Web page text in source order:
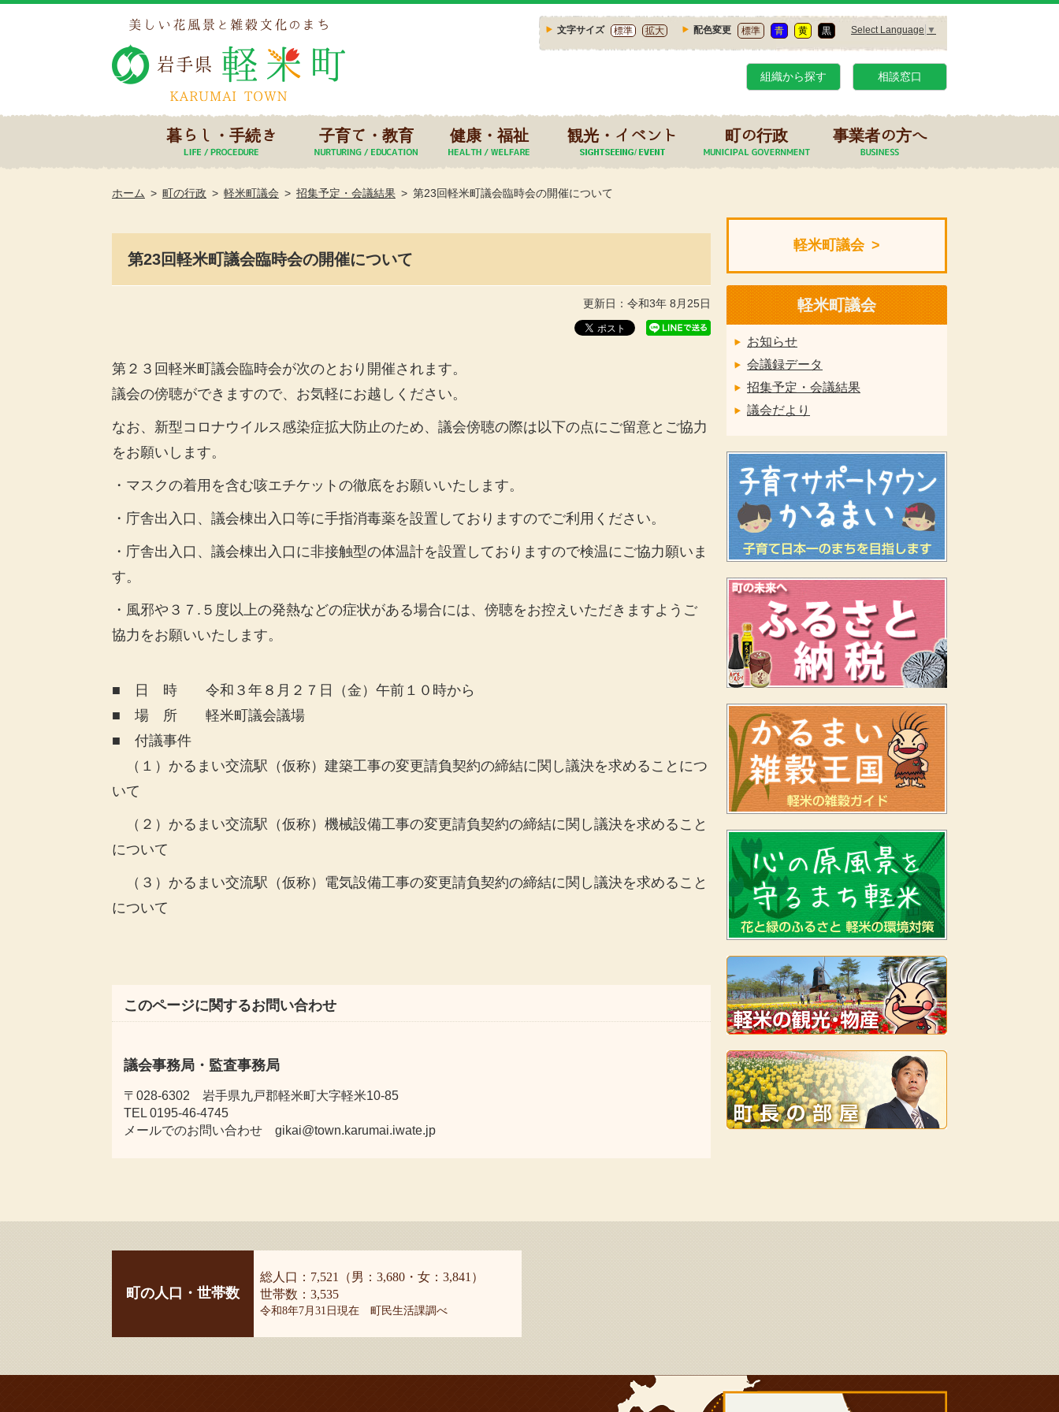
文字サイズ 標準 拡大 配色変更 標準 青 黄 黒 Select Language ▼
組織から探す 相談窓口
暮らし・手続き 子育て・教育 健康・福祉 観光・イベント 町の行政 事業者の方へ
ホーム 町の行政 軽米町議会 招集予定・会議結果 第23回軽米町議会臨時会の開催について
第23回軽米町議会臨時会の開催について
更新日：令和3年 8月25日
第２３回軽米町議会臨時会が次のとおり開催されます。
議会の傍聴ができますので、お気軽にお越しください。
なお、新型コロナウイルス感染症拡大防止のため、議会傍聴の際は以下の点にご留意とご協力
をお願いします。
・ マスクの着用を含む咳エチケットの徹底をお願いいたします。
・庁舎出入口、議会棟出入口等に手指消毒薬を設置しておりますのでご利用ください。
・庁舎出入口、議会棟出入口に非接触型の体温計を設置しておりますので検温にご協力願いま
す。
・風邪や３７.５度以上の発熱などの症状がある場合には、傍聴をお控えいただきますようご
協力をお願いいたします。
■ 日 時 令和３年８月２７日（金）午前１０時から
■ 場 所 軽米町議会議場
■ 付議事件
（１）かるまい交流駅（仮称）建築工事の変更請負契約の締結に関し議決を求めることにつ
いて
（２）かるまい交流駅（仮称）機械設備工事の変更請負契約の締結に関し議決を求めること
について
（３）かるまい交流駅（仮称）電気設備工事の変更請負契約の締結に関し議決を求めること
について
このページに関するお問い合わせ
議会事務局・監査事務局
〒028-6302 岩手県九戸郡軽米町大字軽米10-85
TEL 0195-46-4745
メールでのお問い合わせ gikai@town.karumai.iwate.jp
軽米町議会
軽米町議会
お知らせ
会議録データ
招集予定・会議結果
議会だより
町の人口・世帯数
総人口：7,521（男：3,680・女：3,841）
世帯数：3,535
令和8年7月31日現在 町民生活課調べ